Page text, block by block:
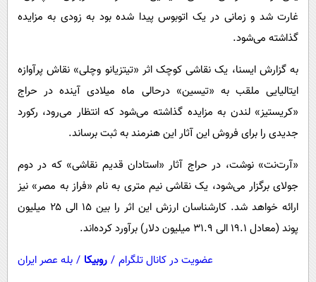
حوادث
محیط زیست
سلامت
فرهنگی
بین الملل
اجتماعی
سیاست خارجی
پیامک
غارت شد و زمانی در یک اتوبوس پیدا شده بود به زودی به مزایده
گذاشته می‌شود.
به گزارش ایسنا، یک نقاشی کوچک اثر «تیتزیانو وچلی» نقاش پرآوازه
ایتالیایی ملقب به «تیسین»‌ درحالی ماه میلادی آینده در حراج
«کریستیز» لندن به مزایده گذاشته می‌شود که انتظار می‌رود، رکورد
جدیدی را برای فروش این آثار این هنرمند به ثبت برساند.
«آرت‌نت»‌ نوشت، در حراج آثار «استادان قدیم نقاشی» که در دوم
جولای برگزار می‌شود، یک نقاشی نیم متری به نام «فراز به مصر» نیز
ارائه خواهد شد. کارشناسان ارزش این اثر را بین ۱۵ الی ۲۵ میلیون
پوند (معادل ۱۹.۱ الی ۳۱.۹ میلیون دلار) برآورد کرده‌اند.
عضویت در کانال تلگرام / روبیکا / بله عصر ایران